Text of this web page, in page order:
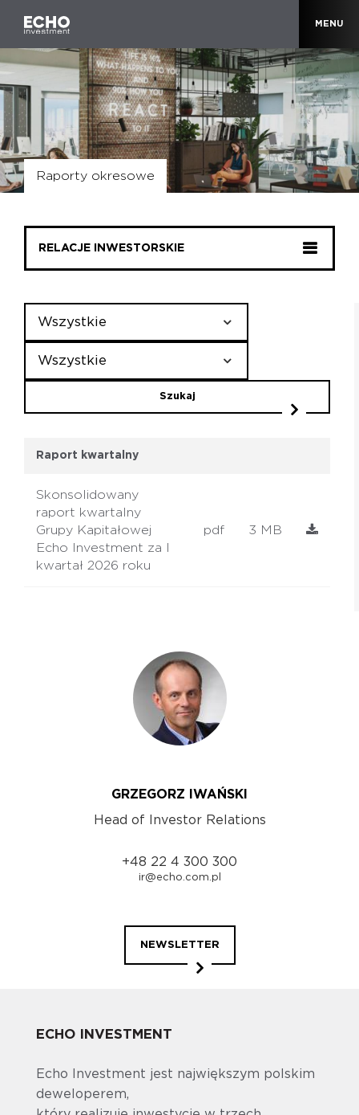
MENU
PL EN
Raporty okresowe
RELACJE INWESTORSKIE
Wszystkie
Wszystkie
Szukaj
Raport kwartalny
Skonsolidowany
raport kwartalny
Grupy Kapitałowej
Echo Investment za I
kwartał 2026 roku
pdf 3 MB
GRZEGORZ IWAŃSKI
Head of Investor Relations
+48 22 4 300 300
ir@echo.com.pl
NEWSLETTER
ECHO INVESTMENT
Echo Investment jest największym polskim
deweloperem,